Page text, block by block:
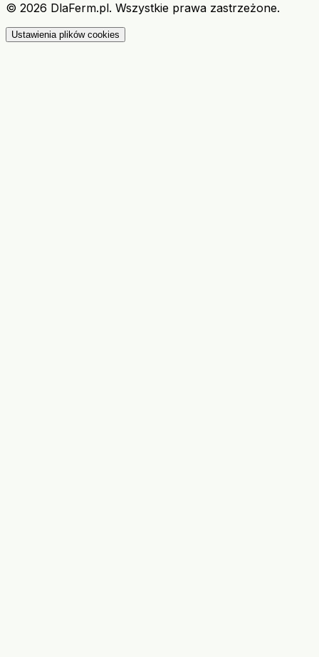
© 2026 DlaFerm.pl. Wszystkie prawa zastrzeżone.
Ustawienia plików cookies